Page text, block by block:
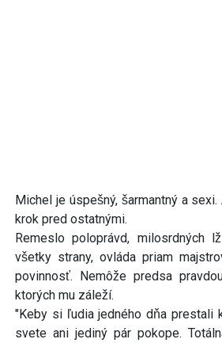
Michel je úspešný, šarmantný a
krok pred ostatnými.
Remeslo poloprávd, milosrdných
všetky strany, ovláda priam
povinnosť. Nemôže predsa
ktorých mu záleží.
"Keby si ľudia jedného dňa prestali
svete ani jediný pár pokope.